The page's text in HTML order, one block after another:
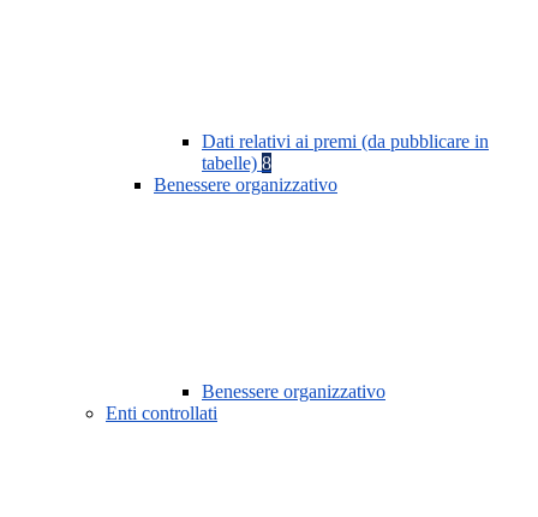
Dati relativi ai premi (da pubblicare in
tabelle) 8
Benessere organizzativo
Benessere organizzativo
Enti controllati